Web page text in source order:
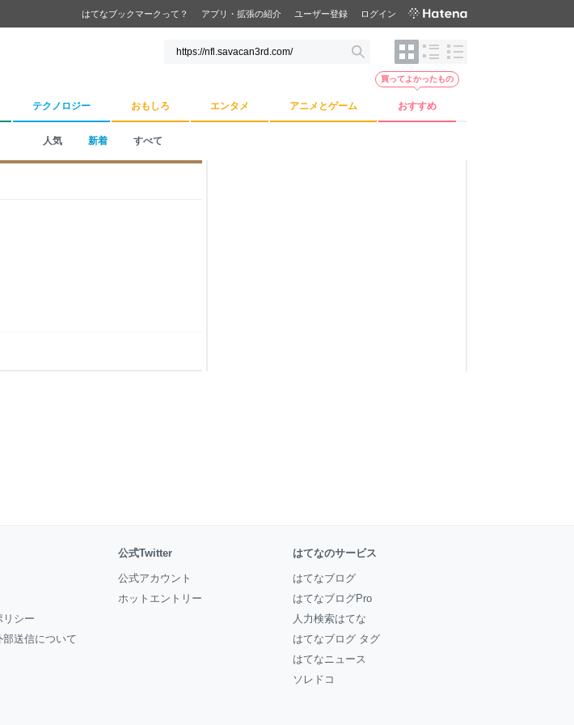
はてなブックマークって？ アプリ・拡張の紹介 ユーザー登録 ログイン
テクノロジー おもしろ エンタメ アニメとゲーム おすすめ
買ってよかったもの
人気 新着 すべて
リシー
送信について
公式Twitter
公式アカウント
ホットエントリー
はてなのサービス
はてなブログ
はてなブログPro
人力検索はてな
はてなブログ タグ
はてなニュース
ソレドコ